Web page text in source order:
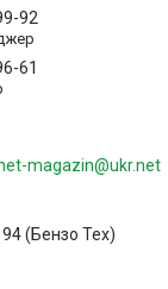
92
61
magazin@ukr.net
(Бензо Тех)